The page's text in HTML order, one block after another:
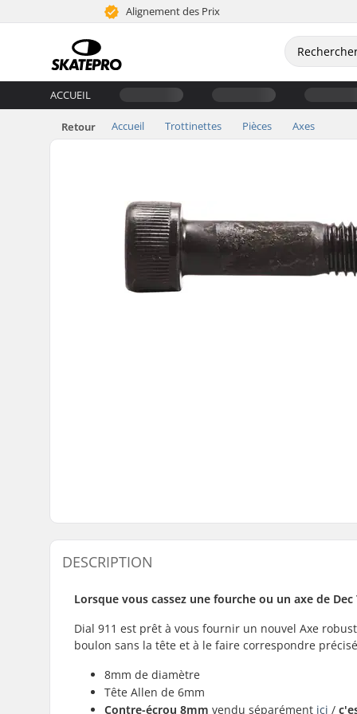
Alignement des Prix
ACCUEIL
Retour Accueil Trottinettes Pièces Axes
DESCRIPTION
Lorsque vous cassez une fourche ou un axe de
Dial 911 est prêt à vous fournir un nouvel Axe
boulon sans la tête et à le faire correspondre
8mm de diamètre
Tête Allen de 6mm
Contre-écrou 8mm vendu séparément ici /